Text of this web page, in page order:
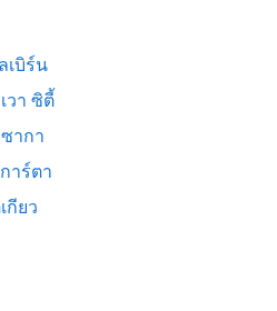
เบิร์น
วา ซิตี้
ากา
าร์ตา
กียว